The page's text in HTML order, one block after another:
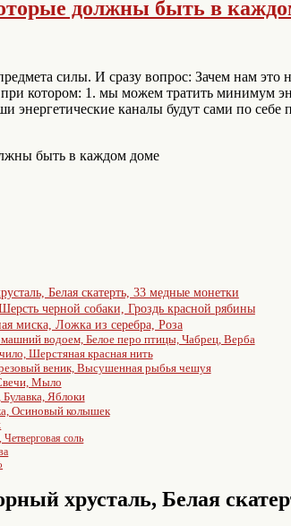
должны быть в
силы. И сразу вопрос: Зачем нам
котором: 1. мы можем тратить минимум
энергетические каналы будут сами по себе
Белая скатерть, 33 медные монетки
черной собаки, Гроздь красной рябины
миска, Ложка из серебра, Роза
водоем, Белое перо птицы, Чабрец, Верба
Шерстяная красная нить
веник, Высушенная рыбья чешуя
Мыло
Яблоки
Осиновый колышек
соль
хрусталь, Белая